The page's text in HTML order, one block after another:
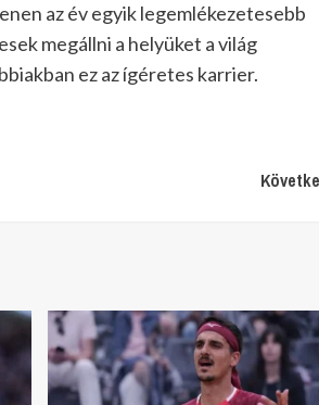
az év egyik legemlékezetesebb
megállni a helyüket a világ
ez az ígéretes karrier.